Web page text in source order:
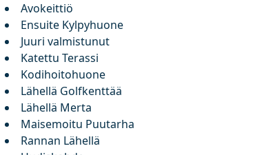
Avokeittiö
Ensuite Kylpyhuone
Juuri valmistunut
Katettu Terassi
Kodihoitohuone
Lähellä Golfkenttää
Lähellä Merta
Maisemoitu Puutarha
Rannan Lähellä